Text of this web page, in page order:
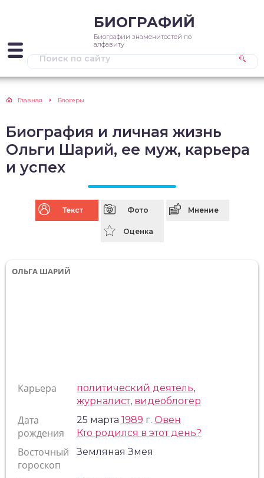
БИОГРАФИЙ
Биографии знаменитостей по
алфавиту
Главная Блогеры
Биография и личная жизнь
Ольги Шарий, ее муж, карьера
и успех
Текст Фото Мнение
Оценка
ОЛЬГА ШАРИЙ
Карьера политический деятель,
журналист, видеоблогер
Дата
рождения
25 марта 1989 г. Овен
Кто родился в этот день?
Восточный
гороскоп
Земляная Змея